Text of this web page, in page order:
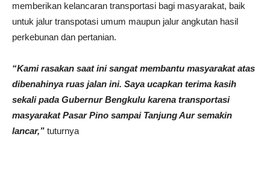
memberikan kelancaran transportasi bagi masyarakat, baik
untuk jalur transpotasi umum maupun jalur angkutan hasil
perkebunan dan pertanian.
“Kami rasakan saat ini sangat membantu masyarakat atas
dibenahinya ruas jalan ini. Saya ucapkan terima kasih
sekali pada Gubernur Bengkulu karena transportasi
masyarakat Pasar Pino sampai Tanjung Aur semakin
lancar,” tuturnya